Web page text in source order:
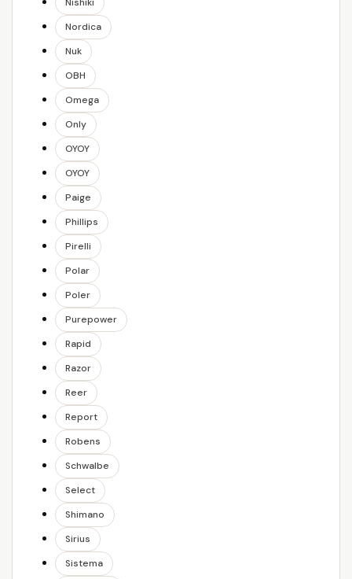
Nordica
Nuk
OBH
Omega
Only
OYOY
OYOY
Paige
Phillips
Pirelli
Polar
Poler
Purepower
Rapid
Razor
Reer
Report
Robens
Schwalbe
Select
Shimano
Sirius
Sistema